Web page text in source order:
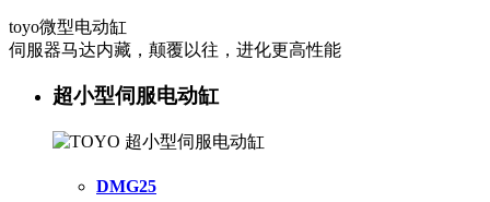
toyo微型电动缸
伺服器马达内藏，颠覆以往，进化更高性能
超小型伺服电动缸
DMG25